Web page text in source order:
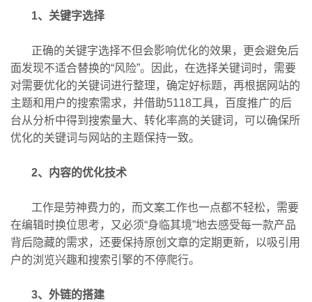
1、关键字选择
正确的关键字选择不但会影响优化的效果，更会避免后
面发现不适合替换的“风险”。因此，在选择关键词时，需要
对需要优化的关键词进行整理，确定好标题，再根据网站的
主题和用户的搜索需求，并借助5118工具，百度推广的后
台从分析中得到搜索量大、转化率高的关键词，可以确保所
优化的关键词与网站的主题保持一致。
2、 内容的优化技术
工作是劳神费力的，而文案工作也一点都不轻松，需要
在编辑时换位思考，又必须“身临其境”地去感受每一款产品
背后隐藏的需求，还要保持原创文章的定期更新，以吸引用
户的浏览兴趣和搜索引擎的不停爬行。
3、外链的搭建